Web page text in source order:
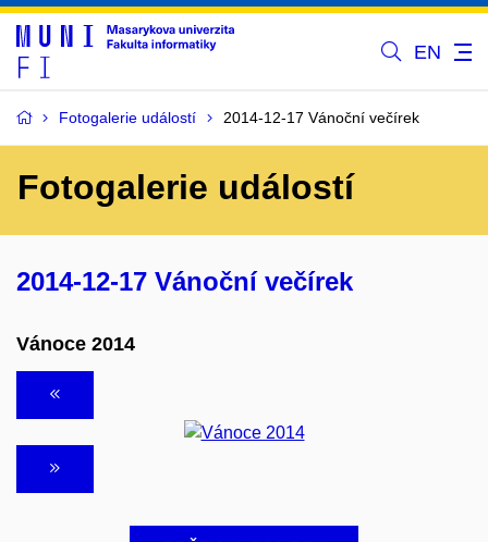
EN
Fotogalerie událostí 2014-12-17 Vánoční večírek
Fotogalerie událostí
2014-12-17 Vánoční večírek
Vánoce 2014